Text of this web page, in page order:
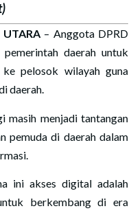
UTARA– Anggota DPRD
daerah untuk
pelosok wilayah guna
daerah.
masih menjadi tantangan
pemuda di daerah dalam
ini akses digital adalah
berkembang di era